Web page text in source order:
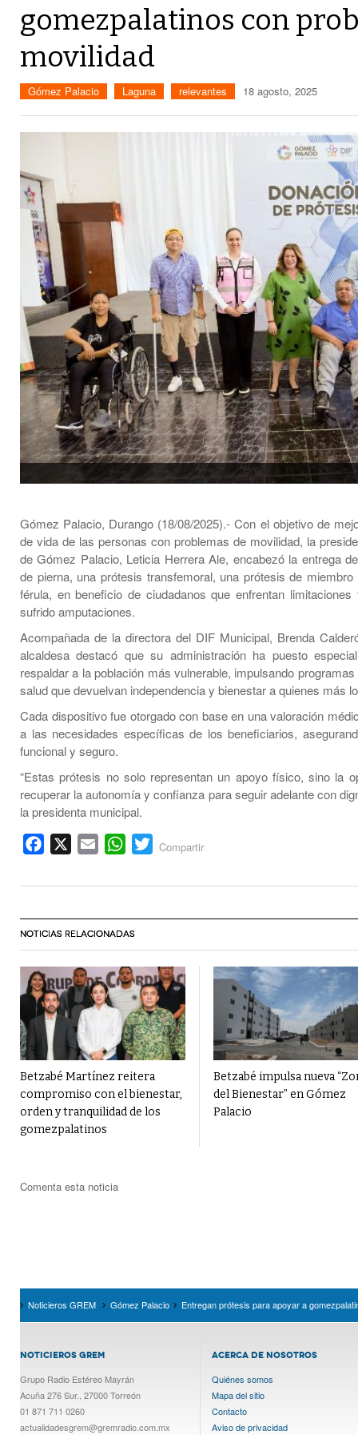
gomezpalatinos con
movilidad
Gómez Palacio Laguna relevantes 18 agosto, 2025
Gómez Palacio, Durango (18/08/2025).- Con el objetivo de
de vida de las personas con problemas de movilidad, la
de Gómez Palacio, Leticia Herrera Ale, encabezó la entrega
de pierna, una prótesis transfemoral, una prótesis de
férula, en beneficio de ciudadanos que enfrentan
sufrido amputaciones.
Acompañada de la directora del DIF Municipal, Brenda
alcaldesa destacó que su administración ha puesto
respaldar a la población más vulnerable, impulsando
salud que devuelvan independencia y bienestar a quienes más
Cada dispositivo fue otorgado con base en una valoración
a las necesidades específicas de los beneficiarios,
funcional y seguro.
“Estas prótesis no solo representan un apoyo físico, sino la
recuperar la autonomía y confianza para seguir adelante con
la presidenta municipal.
Facebook Email WhatsApp
Twitter
Compartir
NOTICIAS RELACIONADAS
Betzabé Martínez reitera
compromiso con el bienestar,
orden y tranquilidad de los
gomezpalatinos
Betzabé impulsa nueva
del Bienestar” en Gómez
Palacio
Comenta esta noticia
Noticieros GREM Gómez Palacio Entregan prótesis para apoyar a
NOTICIEROS GREM
Grupo Radio Estéreo Mayrán
Acuña 276 Sur., 27000 Torreón
01 871 711 0260
actualidadesgrem@gremradio.com.mx
ACERCA DE NOSOTROS
Quiénes somos
Mapa del sitio
Contacto
Aviso de privacidad